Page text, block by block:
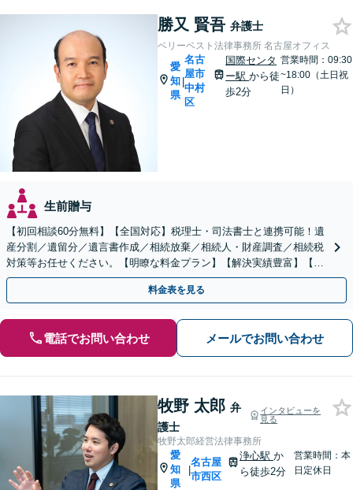
勝又 賢吾 弁護士
ベリーベスト法律事務所 名古屋オフィス
愛
知
県
|
名古
屋市
中村
区
国際センタ
ー駅から徒
歩2分
営業時間：09:30
~18:00（土日祝
日）
生前贈与
【初回相談60分無料】【全国対応】税理士・司法書士と連携可能！遺
産分割／遺留分／遺言書作成／相続放棄／相続人・財産調査／相続税
対策等お任せください。【明瞭な料金プラン】【解決実績豊富】【電
話相談可】
料金表を見る
電話でお問い合わせ メールでお問い合わせ
牧野 太郎 弁
護士
インタビューを
見る
牧野太郎経営法律事務所
愛
知
県
|
名古屋
市西区
浄心駅 か
ら徒歩2分
営業時間：本
日定休日